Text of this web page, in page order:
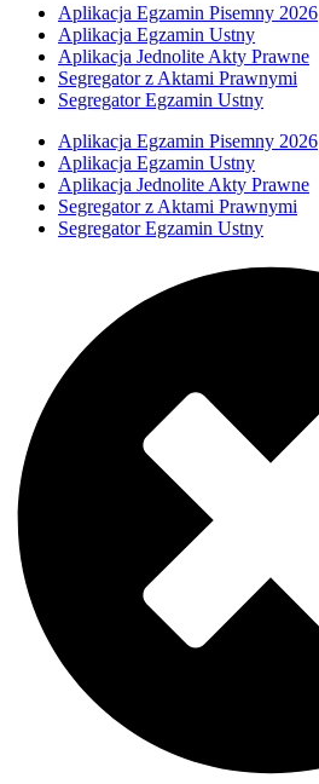
Aplikacja Egzamin Pisemny 2026
Aplikacja Egzamin Ustny
Aplikacja Jednolite Akty Prawne
Segregator z Aktami Prawnymi
Segregator Egzamin Ustny
Aplikacja Egzamin Pisemny 2026
Aplikacja Egzamin Ustny
Aplikacja Jednolite Akty Prawne
Segregator z Aktami Prawnymi
Segregator Egzamin Ustny